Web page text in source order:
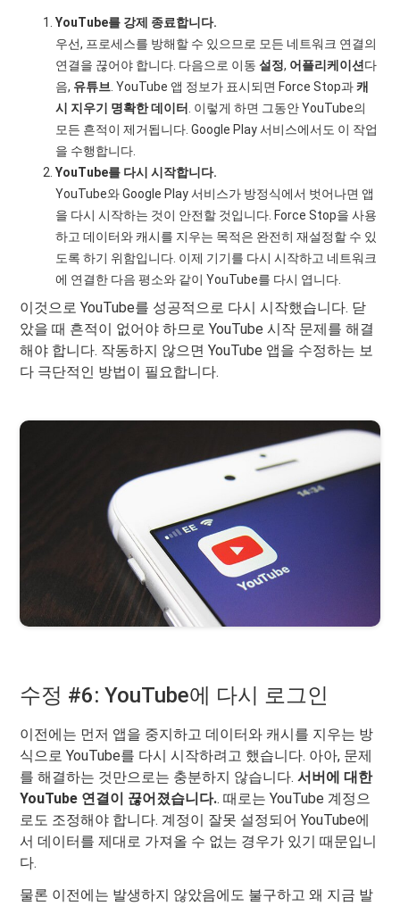
YouTube를 강제 종료합니다.
우선, 프로세스를 방해할 수 있으므로 모든 네트워크 연결의
연결을 끊어야 합니다. 다음으로 이동설정, 어플리케이션 다
음, 유튜브 . YouTube 앱 정보가 표시되면 Force Stop과캐
시 지우기 명확한 데이터
. 이렇게 하면 그동안 YouTube의
모든 흔적이 제거됩니다. Google Play 서비스에서도 이 작업
을 수행합니다.
YouTube를 다시 시작합니다.
YouTube와 Google Play 서비스가 방정식에서 벗어나면 앱
을 다시 시작하는 것이 안전할 것입니다. Force Stop을 사용
하고 데이터와 캐시를 지우는 목적은 완전히 재설정할 수 있
도록 하기 위함입니다. 이제 기기를 다시 시작하고 네트워크
에 연결한 다음 평소와 같이 YouTube를 다시 엽니다.
이것으로 YouTube를 성공적으로 다시 시작했습니다. 닫
았을 때 흔적이 없어야 하므로 YouTube 시작 문제를 해결
해야 합니다. 작동하지 않으면 YouTube 앱을 수정하는 보
다 극단적인 방법이 필요합니다.
수정 #6: YouTube에 다시 로그인
이전에는 먼저 앱을 중지하고 데이터와 캐시를 지우는 방
식으로 YouTube를 다시 시작하려고 했습니다. 아아, 문제
를 해결하는 것만으로는 충분하지 않습니다.서버에 대한
YouTube 연결이 끊어졌습니다.. 때로는 YouTube 계정으
로도 조정해야 합니다. 계정이 잘못 설정되어 YouTube에
서 데이터를 제대로 가져올 수 없는 경우가 있기 때문입니
다.
물론 이전에는 발생하지 않았음에도 불구하고 왜 지금 발